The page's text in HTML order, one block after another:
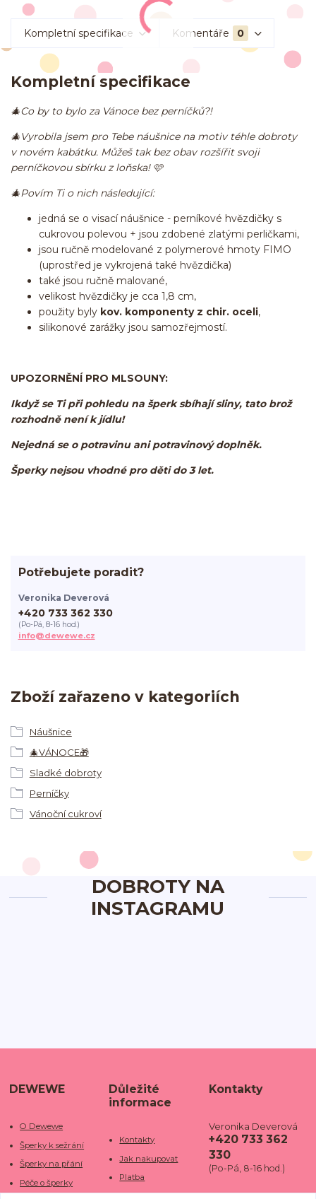
Kompletní specifikace Komentáře 0
Kompletní specifikace
🎄Co by to bylo za Vánoce bez perníčků?!
🎄Vyrobila jsem pro Tebe náušnice na motiv téhle dobroty
v novém kabátku. Můžeš tak bez obav rozšířit svoji
perníčkovou sbírku z loňska! 🩷
🎄Povím Ti o nich následující:
jedná se o visací náušnice - perníkové hvězdičky s
cukrovou polevou + jsou zdobené zlatými perličkami,
jsou ručně modelované z polymerové hmoty FIMO
(uprostřed je vykrojená také hvězdička)
také jsou ručně malované,
velikost hvězdičky je cca 1,8 cm,
použity byly kov. komponenty z chir. oceli,
silikonové zarážky jsou samozřejmostí.
UPOZORNĚNÍ PRO MLSOUNY:
Ikdyž se Ti při pohledu na šperk sbíhají sliny, tato brož
rozhodně není k jídlu!
Nejedná se o potravinu ani potravinový doplněk.
Šperky nejsou vhodné pro děti do 3 let.
Zboží zařazeno v kategoriích
Náušnice
🎄VÁNOCE🎁
Sladké dobroty
Perníčky
Vánoční cukroví
Potřebujete poradit?
Veronika Deverová
+420 733 362 330
(Po-Pá, 8-16 hod.)
info@dewewe.cz
DOBROTY NA
INSTAGRAMU
DEWEWE
O Dewewe
Šperky k sežrání
Šperky na přání
Péče o šperky
Důležité
informace
Kontakty
Jak nakupovat
Platba
Doba dodání
Kontakty
Veronika Deverová
+420 733 362
330
(Po-Pá, 8-16 hod.)